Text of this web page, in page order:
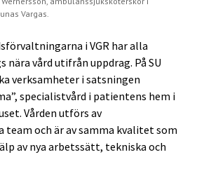
Vargas.
i VGR har alla
nära vård utifrån uppdrag. På SU
verksamheter i satsningen
specialistvård i patientens hem i
Vården utförs av
och är av samma kvalitet som
av nya arbetssätt, tekniska och